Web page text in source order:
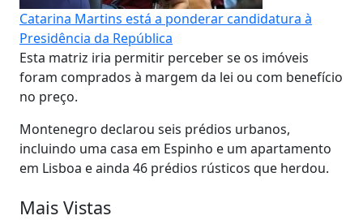
Catarina Martins está a ponderar candidatura à
Presidência da República
Esta matriz iria permitir perceber se os imóveis
foram comprados à margem da lei ou com benefício
no preço.
Montenegro declarou seis prédios urbanos,
incluindo uma casa em Espinho e um apartamento
em Lisboa e ainda 46 prédios rústicos que herdou.
Mais Vistas